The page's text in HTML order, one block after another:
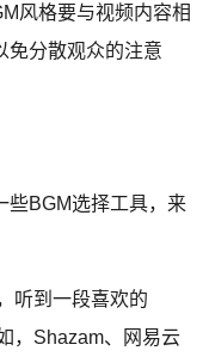
风格要与视频内容相
免分散观众的注意
些BGM选择工具，来
听到一段喜欢的
，Shazam、网易云